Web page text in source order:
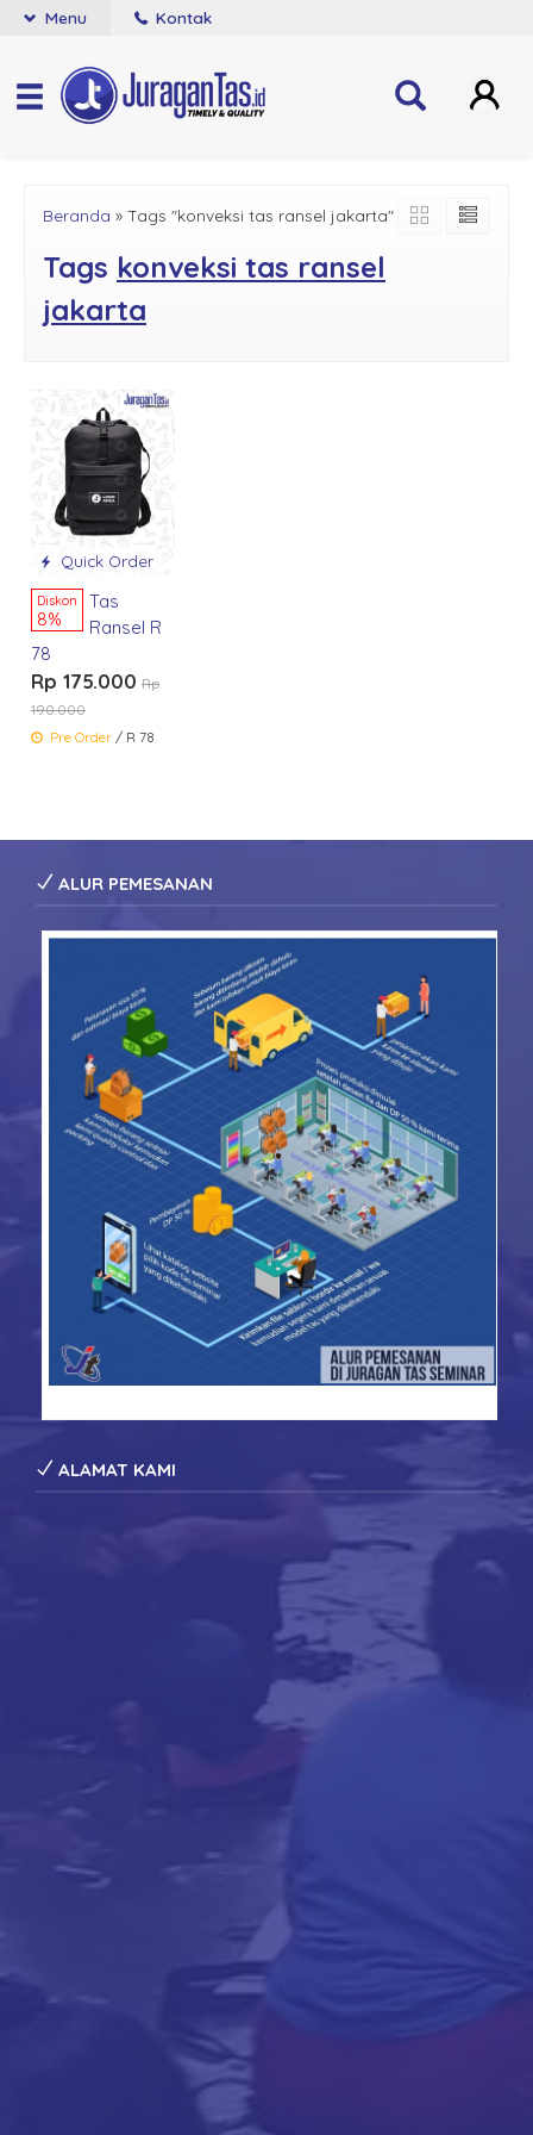
Menu Kontak
Beranda » Tags "konveksi tas ransel jakarta"
Tags konveksi tas ransel
jakarta
Quick Order
Diskon
8%
Tas
Ransel R
78
Rp 175.000 Rp
190.000
Pre Order / R 78
ALUR PEMESANAN
ALAMAT KAMI